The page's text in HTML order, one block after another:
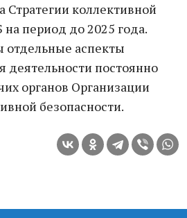
Стратегии коллективной
период до 2025 года.
отдельные аспекты
деятельности постоянно
органов Организации
безопасности.